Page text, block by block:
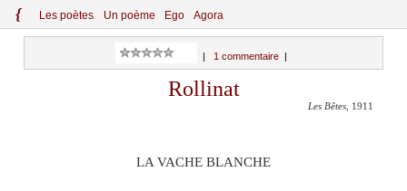
{ Les poètes Un poème Ego Agora
1 commentaire|
Rollinat
Les Bêtes , 1911
LA VACHE BLANCHE